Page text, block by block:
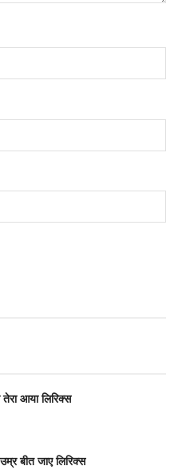
तेरा आया लिरिक्स
बीत जाए लिरिक्स